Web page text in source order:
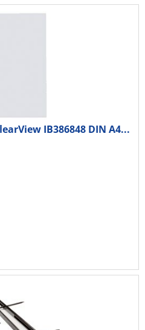
IB386848 DIN A4...